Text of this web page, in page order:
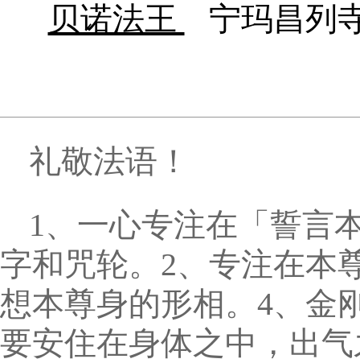
贝诺法王 宁玛昌列
礼敬法语！
1、一心专注在「誓言
字和咒轮。2、专注在本
想本尊身的形相。4、金
要安住在身体之中，出